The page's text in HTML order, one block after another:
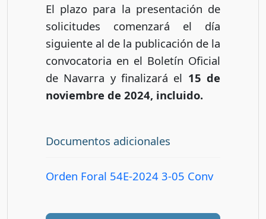
El plazo para la presentación de
solicitudes comenzará el día
siguiente al de la publicación de la
convocatoria en el Boletín Oficial
de Navarra y finalizará el 15 de
noviembre de 2024, incluido.
Documentos adicionales
Orden Foral 54E-2024 3-05 Conv